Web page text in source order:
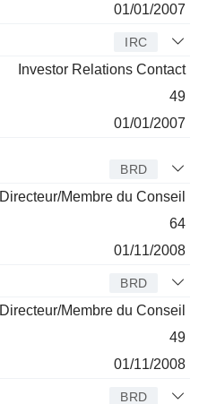
01/01/2007
IRC
Investor Relations Contact
49
01/01/2007
BRD
Directeur/Membre du Conseil
64
01/11/2008
BRD
Directeur/Membre du Conseil
49
01/11/2008
BRD